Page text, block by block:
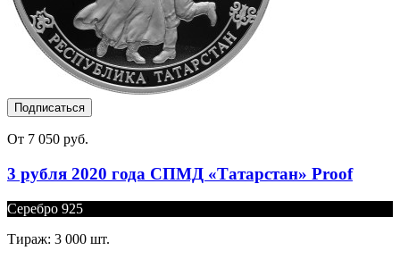
Подписаться
От 7 050 руб.
3 рубля 2020 года СПМД «Татарстан» Proof
Серебро 925
Тираж: 3 000 шт.